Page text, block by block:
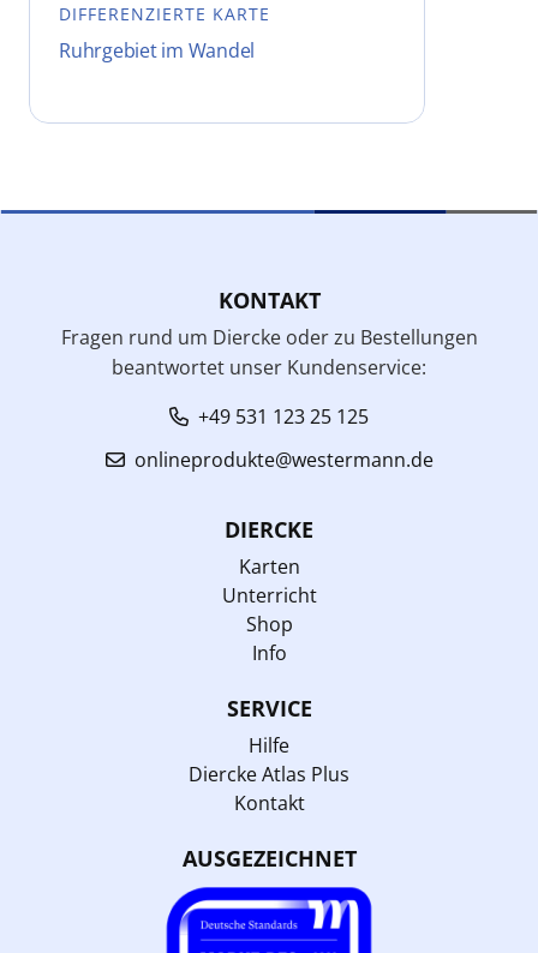
DIFFERENZIERTE KARTE
Ruhrgebiet im Wandel
KONTAKT
Fragen rund um Diercke oder zu Bestellungen
beantwortet unser Kundenservice:
+49 531 123 25 125
onlineprodukte@westermann.de
DIERCKE
Karten
Unterricht
Shop
Info
SERVICE
Hilfe
Diercke Atlas Plus
Kontakt
AUSGEZEICHNET